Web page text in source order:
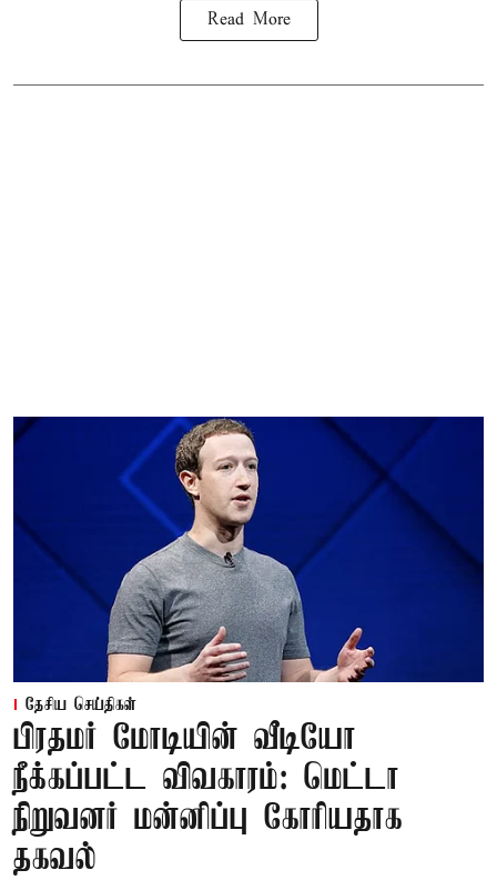
Read More
தேசிய செய்திகள்
பிரதமர் மோடியின் வீடியோ
நீக்கப்பட்ட விவகாரம்: மெட்டா
நிறுவனர் மன்னிப்பு கோரியதாக
தகவல்